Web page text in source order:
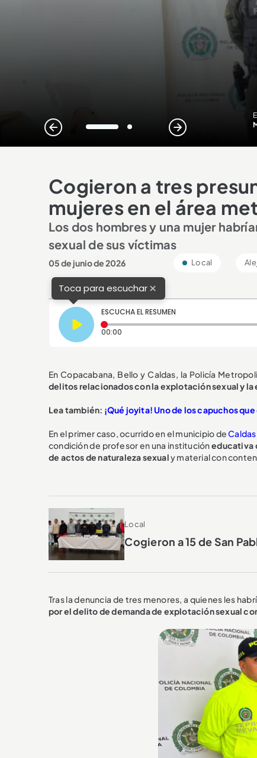
1 2
Cogieron a tres
mujeres en el área
Los dos hombres y una mujer
sexual de sus víctimas
05 de junio de 2026 Local
Toca para escuchar×
ESCUCHA EL RESUMEN
00:00
En Copacabana, Bello y Caldas, la Policía
delitos relacionados con la explotación sexual y la
Lea también: ¡Qué joyita! Uno de los capuchos
En el primer caso, ocurrido en el municipio deCaldas
condición de profesor en una institucióneducativa
de actos de naturaleza sexualy material con
Local
Cogieron a 15 de San
Tras la denuncia de tres menores, a quienes les
por el delito de demanda de explotación sexual